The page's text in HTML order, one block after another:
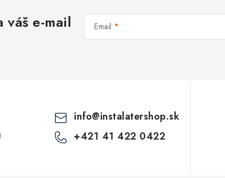
e-mail Email
info@instalatershop.sk
+421 41 422 0422